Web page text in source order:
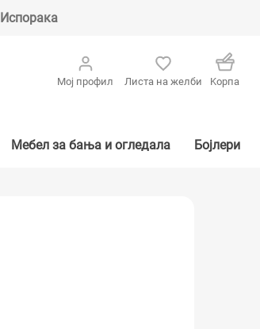
Испорака
Мој профил Листа на желби Kорпа
Мебел за бања и огледала Бојлери